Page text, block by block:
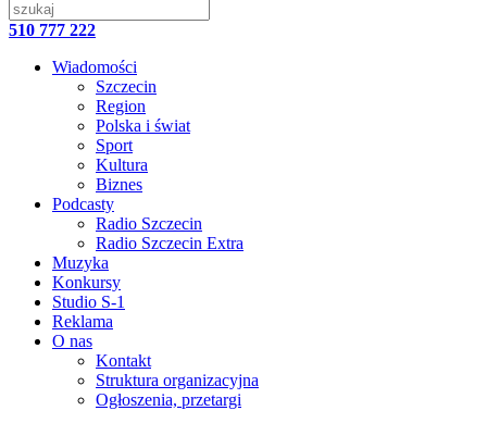
510 777 222
Wiadomości
Szczecin
Region
Polska i świat
Sport
Kultura
Biznes
Podcasty
Radio Szczecin
Radio Szczecin Extra
Muzyka
Konkursy
Studio S-1
Reklama
O nas
Kontakt
Struktura organizacyjna
Ogłoszenia, przetargi